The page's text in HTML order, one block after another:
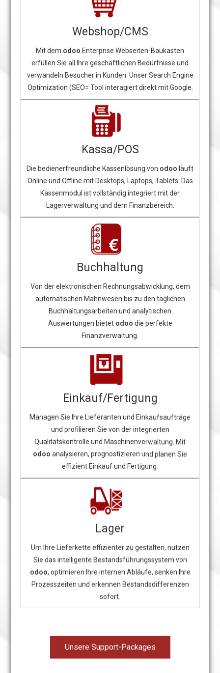
Webshop/CMS
Mit dem odoo Enterprise Webseiten-Baukasten
erfüllen Sie all Ihre geschäftlichen Bedürfnisse und
verwandeln Besucher in Kunden. Unser Search Engine
Optimization (SEO= Tool interagiert direkt mit Google.
Kassa/POS
Die bedienerfreundliche Kassenlösung von odoo läuft
Online und Offline mit Desktops, Laptops, Tablets. Das
Kassenmodul ist vollständig integriert mit der
Lagerverwaltung und dem Finanzbereich.
Buchhaltung
Von der elektronischen Rechnungsabwicklung, dem
automatischen Mahnwesen bis zu den täglichen
Buchhaltungsarbeiten und analytischen
Auswertungen bietet odoo die perfekte
Finanzverwaltung.
Einkauf/Fertigung
Managen Sie Ihre Lieferanten und Einkaufsaufträge
und profilieren Sie von der integrierten
Qualitätskontrolle und Maschinenverwaltung. Mit
odoo analysieren, prognostizieren und planen Sie
effizient Einkauf und Fertigung.
Lager
Um Ihre Lieferkette effizienter zu gestalten, nutzen
Sie das intelligente Bestandsführungssystem von
odoo, optimieren Ihre internen Abläufe, senken Ihre
Prozesszeiten und erkennen Bestandsdifferenzen
sofort.
Unsere Support-Packages